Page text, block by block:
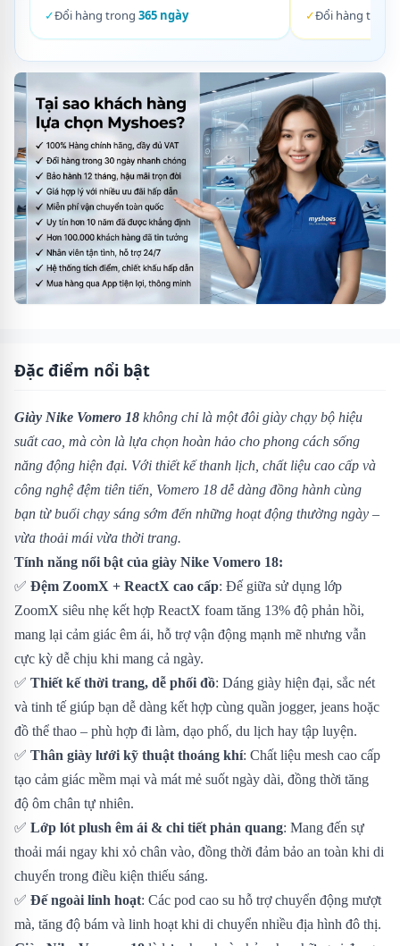
✓Đổi hàng trong 365 ngày
✓Đổi hàng trong
Đặc điểm nổi bật
Giày Nike Vomero 18 không chỉ là một đôi giày chạy bộ hiệu
suất cao, mà còn là lựa chọn hoàn hảo cho phong cách sống
năng động hiện đại. Với thiết kế thanh lịch, chất liệu cao cấp và
công nghệ đệm tiên tiến, Vomero 18 dễ dàng đồng hành cùng
bạn từ buổi chạy sáng sớm đến những hoạt động thường ngày –
vừa thoải mái vừa thời trang.
Tính năng nổi bật của giày Nike Vomero 18:
✅ Đệm ZoomX + ReactX cao cấp: Đế giữa sử dụng lớp
ZoomX siêu nhẹ kết hợp ReactX foam tăng 13% độ phản hồi,
mang lại cảm giác êm ái, hỗ trợ vận động mạnh mẽ nhưng vẫn
cực kỳ dễ chịu khi mang cả ngày.
✅ Thiết kế thời trang, dễ phối đồ: Dáng giày hiện đại, sắc nét
và tinh tế giúp bạn dễ dàng kết hợp cùng quần jogger, jeans hoặc
đồ thể thao – phù hợp đi làm, dạo phố, du lịch hay tập luyện.
✅ Thân giày lưới kỹ thuật thoáng khí: Chất liệu mesh cao cấp
tạo cảm giác mềm mại và mát mẻ suốt ngày dài, đồng thời tăng
độ ôm chân tự nhiên.
✅ Lớp lót plush êm ái & chi tiết phản quang: Mang đến sự
thoải mái ngay khi xỏ chân vào, đồng thời đảm bảo an toàn khi di
chuyển trong điều kiện thiếu sáng.
✅ Đế ngoài linh hoạt: Các pod cao su hỗ trợ chuyển động mượt
mà, tăng độ bám và linh hoạt khi di chuyển nhiều địa hình đô thị.